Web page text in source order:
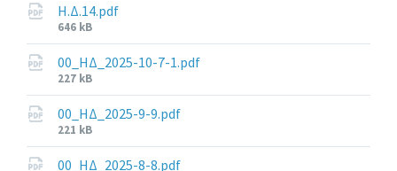
Η.Δ.14.pdf
File
size:
646 kB
00_ΗΔ_2025-10-7-1.pdf
File
size:
227 kB
00_ΗΔ_2025-9-9.pdf
File
size:
221 kB
00_ΗΔ_2025-8-8.pdf